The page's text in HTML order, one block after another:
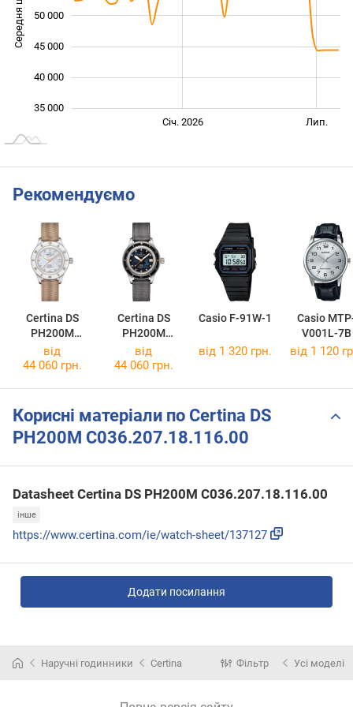
Середня ціна 35 000
35 000
40 000
45 000
50 000
Січ. 2026 Лип.
Рекомендуємо
Certina DS
PH200M
C036.207.18.1
06.00
Certina DS
PH200M
C036.207.18.1
26.00
Casio F-91W-1
Casio
V001L-7B
від
44 060 грн.
від
44 060 грн.
від 1 320 грн. від 1 120
Корисні матеріали по Certina DS
PH200M C036.207.18.116.00
Datasheet Certina DS PH200M C036.207.18.116.00
інше
https://www.certina.com/ie/watch-sheet/137127
Додати посилання
Наручні годинники Certina Фільтр Усі моделі